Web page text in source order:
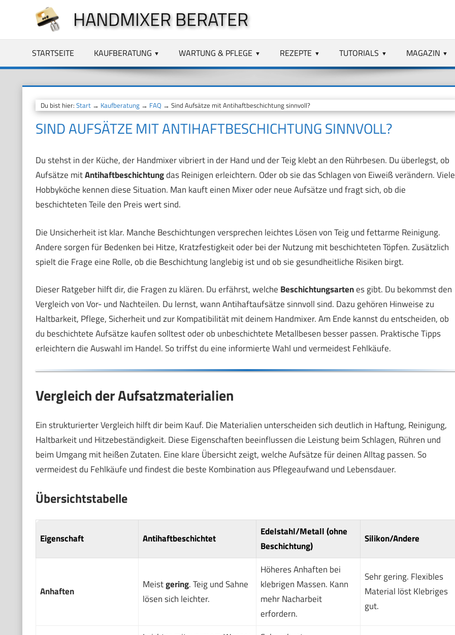
springen
HANDMIXER BERATER
STARTSEITE KAUFBERATUNG WARTUNG & PFLEGE REZEPTE TUTORIALS MAGAZIN
Du bist hier: Start→ Kaufberatung→ FAQ → Sind Aufsätze mit Antihaftbeschichtung sinnvoll?
SIND AUFSÄTZE MIT ANTIHAFTBESCHICHTUNG SINNVOLL?
Du stehst in der Küche, der Handmixer vibriert in der Hand und der Teig klebt an den Rührbesen. Du überlegst, ob
Aufsätze mitAntihaftbeschichtungdas Reinigen erleichtern. Oder ob sie das Schlagen von Eiweiß verändern. Viele
Hobbyköche kennen diese Situation. Man kauft einen Mixer oder neue Aufsätze und fragt sich, ob die
beschichteten Teile den Preis wert sind.
Die Unsicherheit ist klar. Manche Beschichtungen versprechen leichtes Lösen von Teig und fettarme Reinigung.
Andere sorgen für Bedenken bei Hitze, Kratzfestigkeit oder bei der Nutzung mit beschichteten Töpfen. Zusätzlich
spielt die Frage eine Rolle, ob die Beschichtung langlebig ist und ob sie gesundheitliche Risiken birgt.
Dieser Ratgeber hilft dir, die Fragen zu klären. Du erfährst, welche Beschichtungsartenes gibt. Du bekommst den
Vergleich von Vor- und Nachteilen. Du lernst, wann Antihaftaufsätze sinnvoll sind. Dazu gehören Hinweise zu
Haltbarkeit, Pflege, Sicherheit und zur Kompatibilität mit deinem Handmixer. Am Ende kannst du entscheiden, ob
du beschichtete Aufsätze kaufen solltest oder ob unbeschichtete Metallbesen besser passen. Praktische Tipps
erleichtern die Auswahl im Handel. So triffst du eine informierte Wahl und vermeidest Fehlkäufe.
Vergleich der Aufsatzmaterialien
Ein strukturierter Vergleich hilft dir beim Kauf. Die Materialien unterscheiden sich deutlich in Haftung, Reinigung,
Haltbarkeit und Hitzebeständigkeit. Diese Eigenschaften beeinflussen die Leistung beim Schlagen, Rühren und
beim Umgang mit heißen Zutaten. Eine klare Übersicht zeigt, welche Aufsätze für deinen Alltag passen. So
vermeidest du Fehlkäufe und findest die beste Kombination aus Pflegeaufwand und Lebensdauer.
Übersichtstabelle
Eigenschaft Antihaftbeschichtet
Edelstahl/Metall (ohne
Beschichtung)
Silikon/Andere
Anhaften
Meistgering. Teig und Sahne
lösen sich leichter.
Höheres Anhaften bei
klebrigen Massen. Kann
mehr Nacharbeit
erfordern.
Sehr gering. Flexibles
Material löst Klebriges
gut.